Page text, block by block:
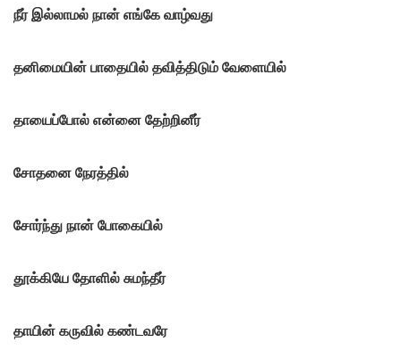
நீர் இல்லாமல் நான் எங்கே வாழ்வது
தனிமையின் பாதையில் தவித்திடும் வேளையில்
தாயைப்போல் என்னை தேற்றினீர்
சோதனை நேரத்தில்
சோர்ந்து நான் போகையில்
தூக்கியே தோளில் சுமந்தீர்
தாயின் கருவில் கண்டவரே